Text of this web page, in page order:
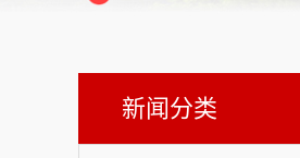
常务理
爆破公告：关于唐山市爆破
新闻分类